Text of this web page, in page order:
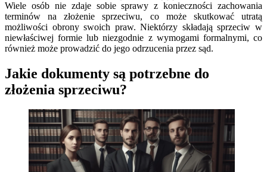
Wiele osób nie zdaje sobie sprawy z konieczności zachowania
terminów na złożenie sprzeciwu, co może skutkować utratą
możliwości obrony swoich praw. Niektórzy składają sprzeciw w
niewłaściwej formie lub niezgodnie z wymogami formalnymi, co
również może prowadzić do jego odrzucenia przez sąd.
Jakie dokumenty są potrzebne do
złożenia sprzeciwu?